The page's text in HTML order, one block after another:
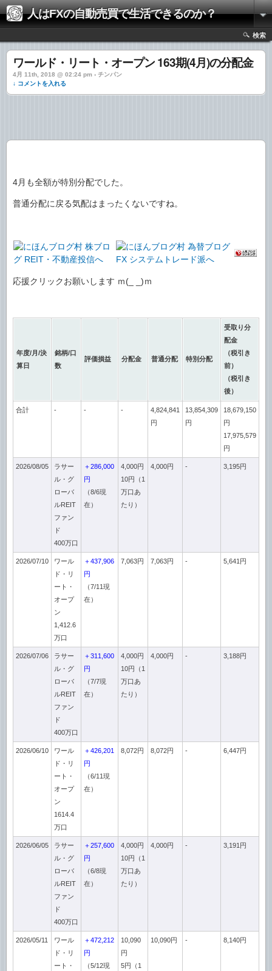
人はFXの自動売買で生活できるのか？
検索
ワールド・リート・オープン 163期(4月)の分配金
4月 11th, 2018 @ 02:24 pm › チンパン
↓ コメントを入れる
4月も全額が特別分配でした。
普通分配に戻る気配はまったくないですね。
応援クリックお願いします ｍ(_ _)ｍ
年度/月/決
算日
銘柄/口
数
評価損益 分配金 普通分配 特別分配
受取り分
配金
（税引き
前）
（税引き
後）
合計 - - -
4,824,841
円
13,854,309
円
18,679,150
円
17,975,579
円
2026/08/05
ラサー
ル・グ
ローバ
ルREIT
ファン
ド
400万口
＋286,000
円
（8/6現
在）
4,000円
10円（1
万口あ
たり）
4,000円 - 3,195円
2026/07/10
ワール
ド・リ
ート・
オープ
ン
1,412.6
万口
＋437,906
円
（7/11現
在）
7,063円 7,063円 - 5,641円
2026/07/06
ラサー
ル・グ
ローバ
ルREIT
ファン
ド
400万口
＋311,600
円
（7/7現
在）
4,000円
10円（1
万口あ
たり）
4,000円 - 3,188円
2026/06/10
ワール
ド・リ
ート・
オープ
ン
1614.4
万口
＋426,201
円
（6/11現
在）
8,072円 8,072円 - 6,447円
2026/06/05
ラサー
ル・グ
ローバ
ルREIT
ファン
ド
400万口
＋257,600
円
（6/8現
在）
4,000円
10円（1
万口あ
たり）
4,000円 - 3,191円
2026/05/11
ワール
ド・リ
ート・
＋472,212
円
（5/12現
10,090
円
5円（1
10,090円 - 8,140円